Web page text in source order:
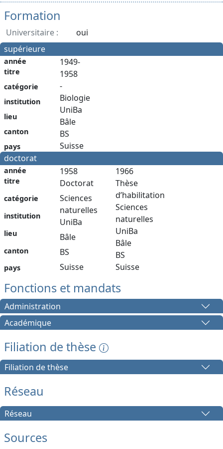
Formation
Universitaire :
oui
supérieure
année
titre
catégorie
institution
lieu
canton
pays
1949-
1958
-
Biologie
UniBa
Bâle
BS
Suisse
doctorat
année
titre
catégorie
institution
lieu
canton
pays
1958
Doctorat
Sciences
naturelles
UniBa
Bâle
BS
Suisse
1966
Thèse
d’habilitation
Sciences
naturelles
UniBa
Bâle
BS
Suisse
Fonctions et mandats
Administration
Académique
Filiation de thèse
Filiation de thèse
Réseau
Réseau
Sources